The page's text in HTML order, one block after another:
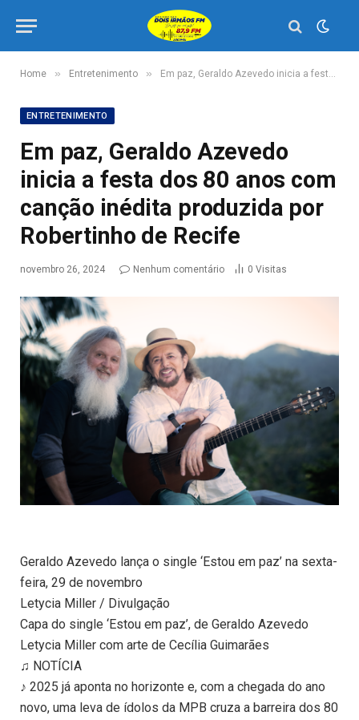
Home » Entretenimento » Em paz, Geraldo Azevedo inicia a festa dos 80 anos com canção inédita produzida por Robertinho de Recife
ENTRETENIMENTO
Em paz, Geraldo Azevedo
inicia a festa dos 80 anos com
canção inédita produzida por
Robertinho de Recife
novembro 26, 2024 Nenhum comentário 0 Visitas
Geraldo Azevedo lança o single ‘Estou em paz’ na sexta-
feira, 29 de novembro
Letycia Miller / Divulgação
Capa do single ‘Estou em paz’, de Geraldo Azevedo
Letycia Miller com arte de Cecília Guimarães
♫ NOTÍCIA
♪ 2025 já aponta no horizonte e, com a chegada do ano
novo, uma leva de ídolos da MPB cruza a barreira dos 80